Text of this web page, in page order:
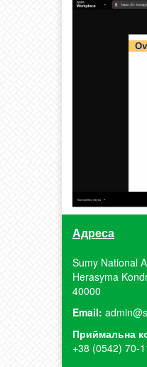
Адреса
Sumy National
Herasyma
40000
Email:
Приймальна
+38 (0542) 70-